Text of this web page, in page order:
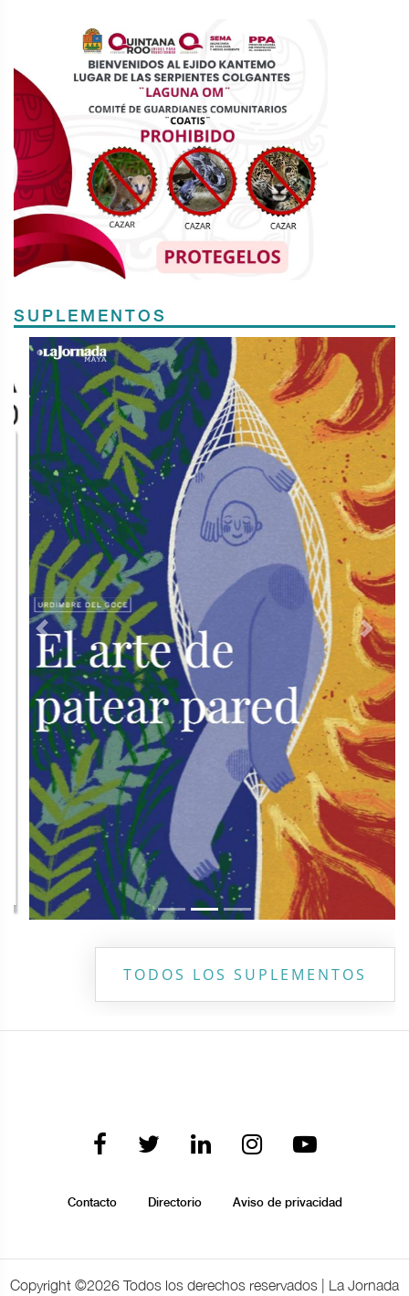
SUPLEMENTOS
Previous Next
TODOS LOS SUPLEMENTOS
Contacto Directorio Aviso de privacidad
Copyright ©2026 Todos los derechos reservados | La Jornada